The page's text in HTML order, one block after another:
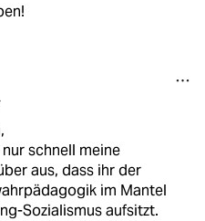
schnell meine
aus, dass ihr der
im Mantel
Sozialismus aufsitzt.